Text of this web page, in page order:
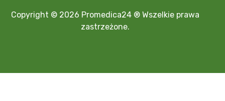
Copyright © 2026 Promedica24 ® Wszelkie prawa
zastrzeżone.